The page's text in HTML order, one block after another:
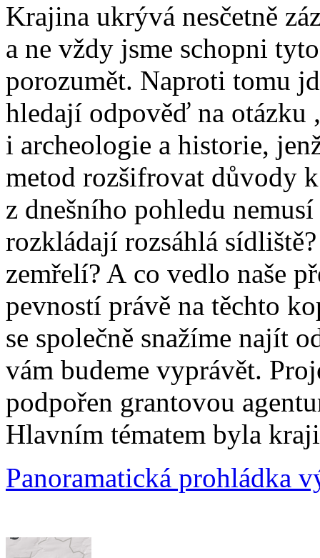
Krajina ukrývá nesčetně
a ne vždy jsme schopni
porozumět. Naproti tomu
hledají odpověď na otázku
i archeologie a historie,
metod rozšifrovat důvody
z dnešního pohledu
rozkládají rozsáhlá
zemřelí? A co vedlo naše
pevností právě na těchto
se společně snažíme najít
vám budeme vyprávět.
podpořen grantovou
Hlavním tématem byla
Panoramatická prohládka